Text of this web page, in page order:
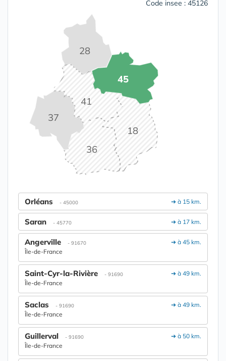
Code insee : 45126
18
28
36
37
41
45
➔ à 15 km.
Orléans - 45000
➔ à 17 km.
Saran - 45770
➔ à 45 km.
Angerville - 91670
Île-de-France
➔ à 49 km.
Saint-Cyr-la-Rivière - 91690
Île-de-France
➔ à 49 km.
Saclas - 91690
Île-de-France
➔ à 50 km.
Guillerval - 91690
Île-de-France